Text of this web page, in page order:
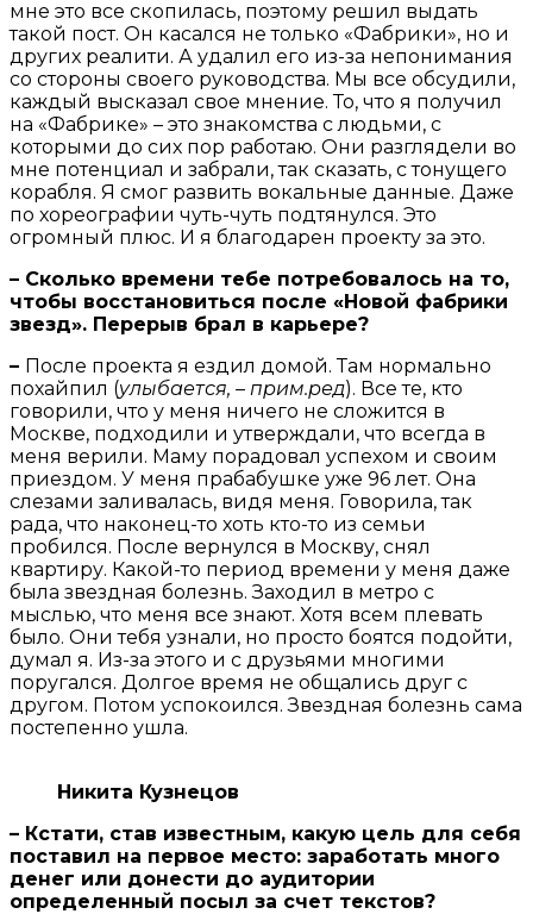
мне это все скопилась, поэтому решил выдать
такой пост. Он касался не только «Фабрики», но и
других реалити. А удалил его из-за непонимания
со стороны своего руководства. Мы все обсудили,
каждый высказал свое мнение. То, что я получил
на «Фабрике» – это знакомства с людьми, с
которыми до сих пор работаю. Они разглядели во
мне потенциал и забрали, так сказать, с тонущего
корабля. Я смог развить вокальные данные. Даже
по хореографии чуть-чуть подтянулся. Это
огромный плюс. И я благодарен проекту за это.
– Сколько времени тебе потребовалось на то,
чтобы восстановиться после «Новой фабрики
звезд». Перерыв брал в карьере?
– После проекта я ездил домой. Там нормально
похайпил (улыбается, – прим.ред). Все те, кто
говорили, что у меня ничего не сложится в
Москве, подходили и утверждали, что всегда в
меня верили. Маму порадовал успехом и своим
приездом. У меня прабабушке уже 96 лет. Она
слезами заливалась, видя меня. Говорила, так
рада, что наконец-то хоть кто-то из семьи
пробился. После вернулся в Москву, снял
квартиру. Какой-то период времени у меня даже
была звездная болезнь. Заходил в метро с
мыслью, что меня все знают. Хотя всем плевать
было. Они тебя узнали, но просто боятся подойти,
думал я. Из-за этого и с друзьями многими
поругался. Долгое время не общались друг с
другом. Потом успокоился. Звездная болезнь сама
постепенно ушла.
Никита Кузнецов
– Кстати, став известным, какую цель для себя
поставил на первое место: заработать много
денег или донести до аудитории
определенный посыл за счет текстов?